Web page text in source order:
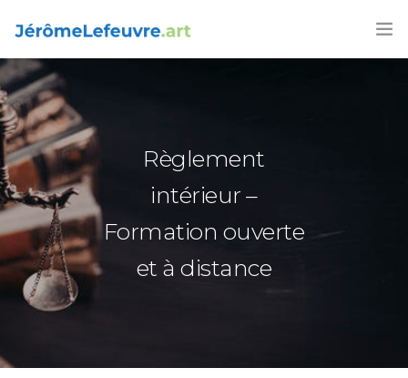
FORMATIONS
AGENDA 2026
ARTICLES
LIVRES
CONTACT
FRANÇAIS
Règlement
intérieur –
Formation ouverte
et à distance